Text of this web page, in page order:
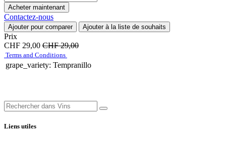
Acheter maintenant
Contactez-nous
Ajouter pour comparer Ajouter à la liste de souhaits
Prix
CHF 29,00 CHF29,00
Terms and Conditions
grape_variety: Tempranillo
Liens utiles